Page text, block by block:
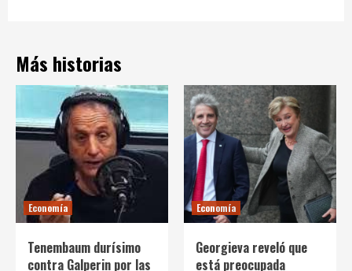
Más historias
Economía
Tenembaum durísimo
contra Galperin por las
Economía
Georgieva reveló que
está preocupada